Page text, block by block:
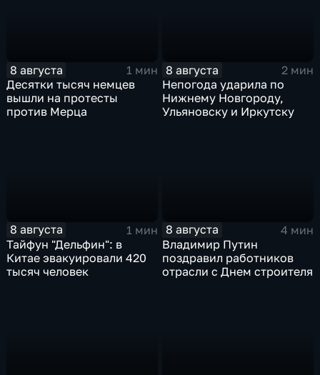
8 августа
1 мин
Десятки тысяч немцев
вышли на протесты
против Мерца
8 августа
2 мин
Непогода ударила по
Нижнему Новгороду,
Ульяновску и Иркутску
8 августа
1 мин
Тайфун "Дельфин": в
Китае эвакуировали 420
тысяч человек
8 августа
4 мин
Владимир Путин
поздравил работников
отрасли с Днем строителя